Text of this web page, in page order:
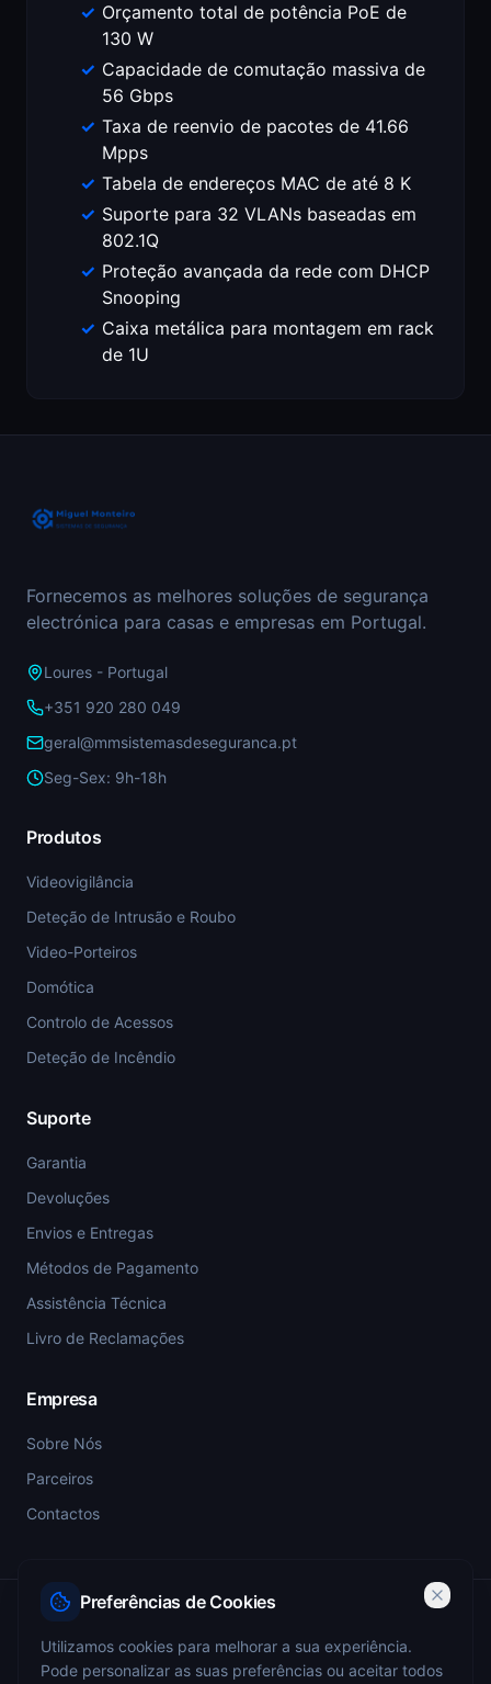
Orçamento total de potência PoE de
130 W
Capacidade de comutação massiva de
56 Gbps
Taxa de reenvio de pacotes de 41.66
Mpps
Tabela de endereços MAC de até 8 K
Suporte para 32 VLANs baseadas em
802.1Q
Proteção avançada da rede com DHCP
Snooping
Caixa metálica para montagem em rack
de 1U
Fornecemos as melhores soluções de segurança
electrónica para casas e empresas em Portugal.
Loures - Portugal
+351 920 280 049
geral@mmsistemasdeseguranca.pt
Seg-Sex: 9h-18h
Produtos
Videovigilância
Deteção de Intrusão e Roubo
Video-Porteiros
Domótica
Controlo de Acessos
Deteção de Incêndio
Suporte
Garantia
Devoluções
Envios e Entregas
Métodos de Pagamento
Assistência Técnica
Livro de Reclamações
Empresa
Sobre Nós
Parceiros
Contactos
Preferências de Cookies
Utilizamos cookies para melhorar a sua experiência.
Pode personalizar as suas preferências ou aceitar todos